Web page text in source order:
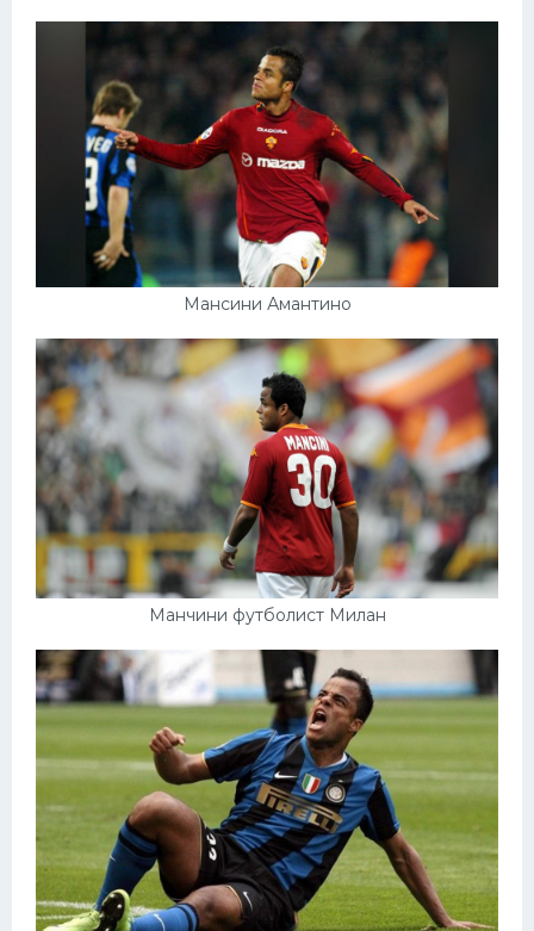
Мансини Амантино
Манчини футболист Милан